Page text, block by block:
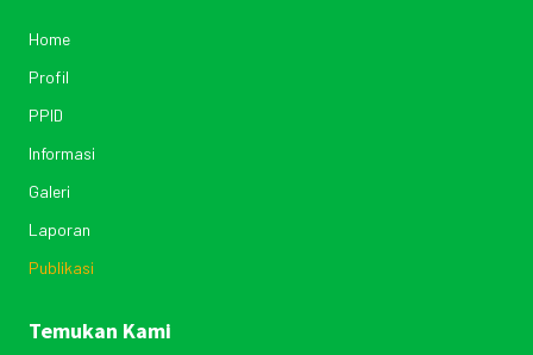
Home
Profil
PPID
Informasi
Galeri
Laporan
Publikasi
Temukan Kami